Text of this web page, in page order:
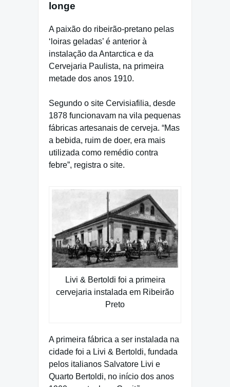
longe
A paixão do ribeirão-pretano pelas
‘loiras geladas’ é anterior à
instalação da Antarctica e da
Cervejaria Paulista, na primeira
metade dos anos 1910.
Segundo o site Cervisiafilia, desde
1878 funcionavam na vila pequenas
fábricas artesanais de cerveja. “Mas
a bebida, ruim de doer, era mais
utilizada como remédio contra
febre”, registra o site.
Livi & Bertoldi foi a primeira
cervejaria instalada em Ribeirão
Preto
A primeira fábrica a ser instalada na
cidade foi a Livi & Bertoldi, fundada
pelos italianos Salvatore Livi e
Quarto Bertoldi, no início dos anos